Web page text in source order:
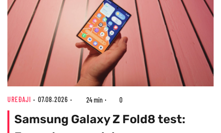
UREĐAJI 07.08.2026 24 min 0
Samsung Galaxy Z Fold8 test: